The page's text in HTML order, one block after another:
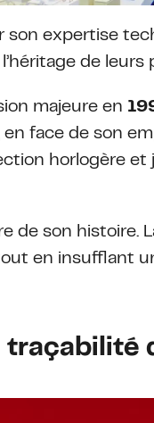
son expertise
de leurs
majeure en
en face de son
horlogère
de son histoire.
en insufflant
traçabilité